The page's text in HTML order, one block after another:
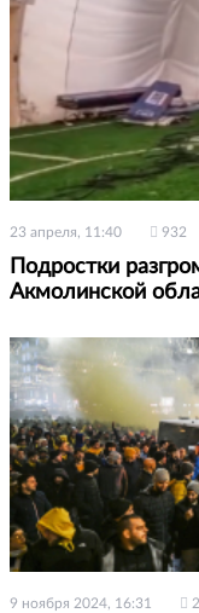
23 апреля, 11:40 932
Подростки
Акмолинской
9 ноября 2024, 16:31